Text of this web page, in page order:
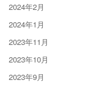
2024年2月
2024年1月
2023年11月
2023年10月
2023年9月